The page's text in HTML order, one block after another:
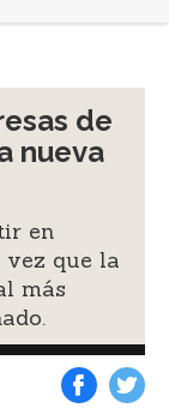
de
nueva
en
que la
más